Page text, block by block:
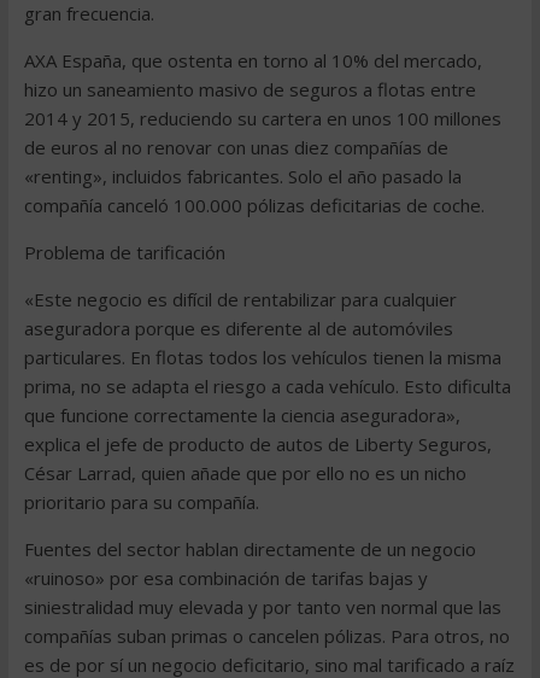
gran frecuencia.
AXA España, que ostenta en torno al 10% del mercado,
hizo un saneamiento masivo de seguros a flotas entre
2014 y 2015, reduciendo su cartera en unos 100 millones
de euros al no renovar con unas diez compañías de
«renting», incluidos fabricantes. Solo el año pasado la
compañía canceló 100.000 pólizas deficitarias de coche.
Problema de tarificación
«Este negocio es difícil de rentabilizar para cualquier
aseguradora porque es diferente al de automóviles
particulares. En flotas todos los vehículos tienen la misma
prima, no se adapta el riesgo a cada vehículo. Esto dificulta
que funcione correctamente la ciencia aseguradora»,
explica el jefe de producto de autos de Liberty Seguros,
César Larrad, quien añade que por ello no es un nicho
prioritario para su compañía.
Fuentes del sector hablan directamente de un negocio
«ruinoso» por esa combinación de tarifas bajas y
siniestralidad muy elevada y por tanto ven normal que las
compañías suban primas o cancelen pólizas. Para otros, no
es de por sí un negocio deficitario, sino mal tarificado a raíz